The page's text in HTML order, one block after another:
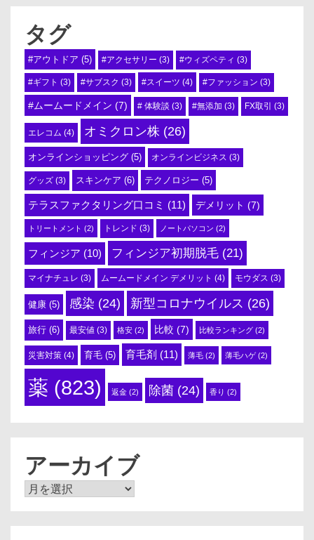
タグ
#アウトドア (5) #アクセサリー (3) #ウィズペティ (3)
#ギフト (3) #サブスク (3) #スイーツ (4) #ファッション (3)
#ムームードメイン (7) # 体験談 (3) #無添加 (3) FX取引 (3)
エレコム (4) オミクロン株 (26)
オンラインショッピング (5) オンラインビジネス (3)
グッズ (3) スキンケア (6) テクノロジー (5)
テラスファクタリング口コミ (11) デメリット (7)
トリートメント (2) トレンド (3) ノートパソコン (2)
フィンジア (10) フィンジア初期脱毛 (21)
マイナチュレ (3) ムームードメイン デメリット (4) モウダス (3)
健康 (5) 感染 (24) 新型コロナウイルス (26)
旅行 (6) 最安値 (3) 格安 (2) 比較 (7) 比較ランキング (2)
災害対策 (4) 育毛 (5) 育毛剤 (11) 薄毛 (2) 薄毛ハゲ(2)
薬 (823) 返金 (2) 除菌 (24) 香り (2)
アーカイブ
ア